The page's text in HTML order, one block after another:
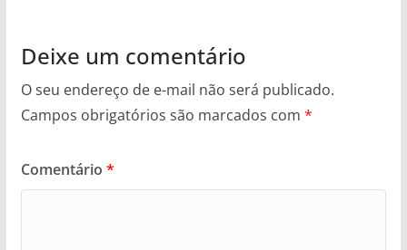
Deixe um comentário
O seu endereço de e-mail não será publicado.
Campos obrigatórios são marcados com *
Comentário *